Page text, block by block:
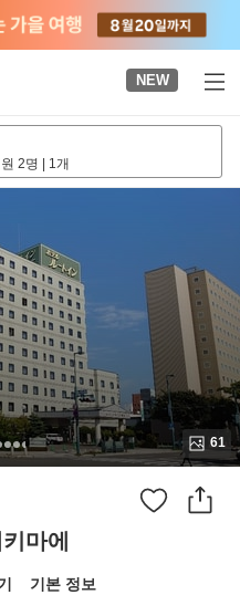
NEW
2명 | 1개
61
마에
기본 정보